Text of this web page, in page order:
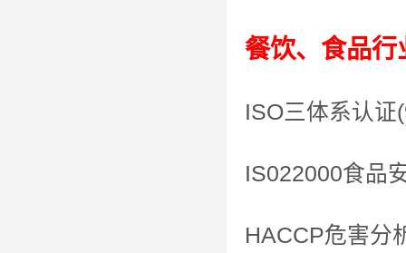
餐饮、食品行
ISO三体系认
IS022000食品
HACCP危害分